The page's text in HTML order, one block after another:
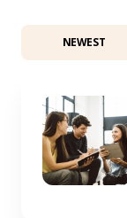
NEWEST